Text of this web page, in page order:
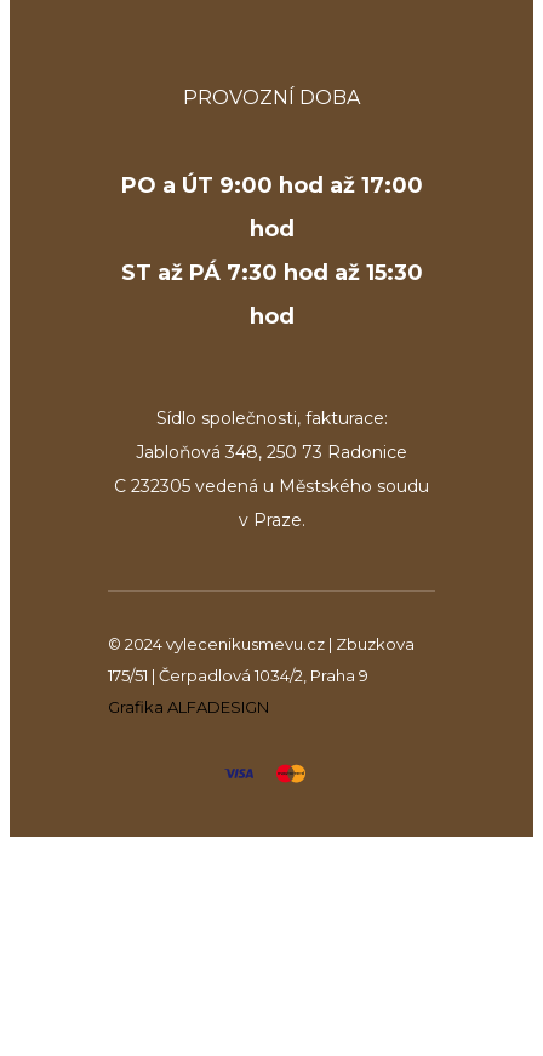
PROVOZNÍ DOBA
PO a ÚT 9:00 hod až 17:00
hod
ST až PÁ 7:30 hod až 15:30
hod
Sídlo společnosti, fakturace:
Jabloňová 348, 250 73 Radonice
C 232305 vedená u Městského soudu
v Praze.
© 2024 vylecenikusmevu.cz | Zbuzkova
175/51 | Čerpadlová 1034/2, Praha 9
Grafika ALFADESIGN